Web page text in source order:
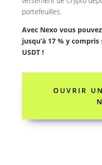
portefeuilles.
Avec Nexo vous
jusqu’à 17 % y
USDT !
OUVRIR